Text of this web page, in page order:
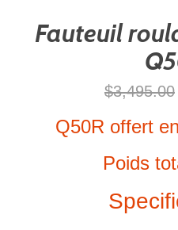
Fauteuil
$3,495.00
Q50R offert
Poids